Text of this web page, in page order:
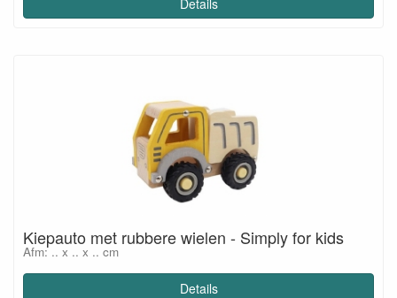
Details
Kiepauto met rubbere wielen - Simply for kids
Afm: .. x .. x .. cm
Details